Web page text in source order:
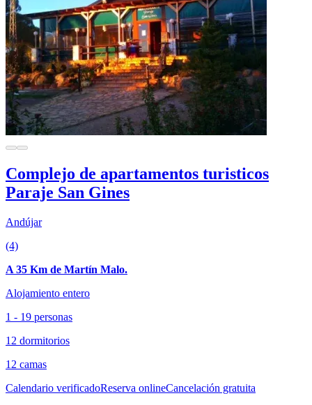
Complejo de apartamentos turisticos
Paraje San Gines
Andújar
(4)
A 35 Km de Martín Malo.
Alojamiento entero
1 - 19 personas
12 dormitorios
12 camas
Calendario verificadoReserva onlineCancelación gratuita